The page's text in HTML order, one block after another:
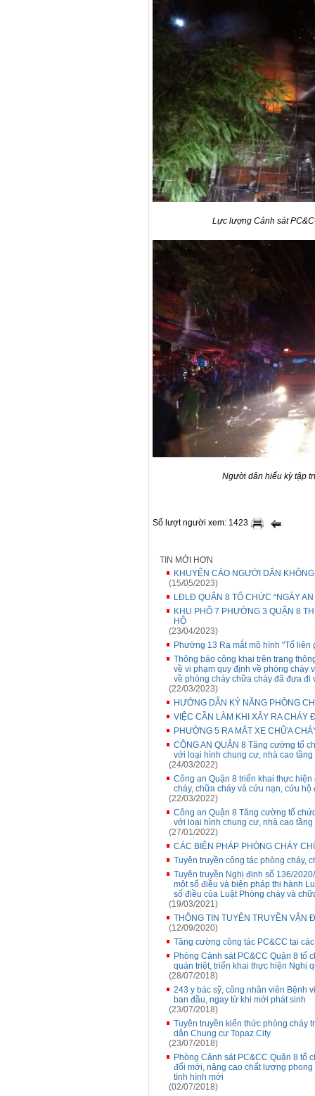
Lực lượng Cảnh sát
Người dân hiếu kỳ tập
Số lượt người xem: 1423
TIN MỚI HƠN
KHUYẾN CÁO NGƯỜI DÂN
(15/05/2023)
LĐLĐ QUẬN 8 TỔ CHỨC “NGÀY
KHU PHỐ 7 PHƯỜNG 3 QUẬN 8
HỘ
(23/04/2023)
Phường 13 Ra mắt mô hình "Tổ
Thông báo công khai trên trang
về vi phạm quy định về phòng cháy
về phòng cháy chữa cháy đã đưa đi
(22/03/2023)
HƯỚNG DẪN KỶ NĂNG PHÒNG
VIỆC CẦN LÀM KHI XẢY RA CHÁY
PHƯỜNG 5 RA MẮT XE CHỮA
CÔNG AN QUẬN 8 Tăng cường tổ
với loại hình chung cư, nhà cao
(24/03/2022)
Công an Quận 8 triển khai thực
cháy, chữa cháy và cứu nạn, cứu
(22/03/2022)
Công an Quận 8 Tăng cường tổ
với loại hình chung cư, nhà cao
(27/01/2022)
CÁC BIỆN PHÁP PHÒNG CHÁY
Tuyên truyền công tác phòng cháy,
Tuyên truyền Nghị định số 136/
một số điều và biện pháp thi hành
số điều của Luật Phòng cháy và
(19/03/2021)
THÔNG TIN TUYÊN TRUYỀN VẬN
(12/09/2020)
Tăng cường công tác PC&CC tại
Phòng Cảnh sát PC&CC Quận 8 tổ
quán triệt, triển khai thực hiện Nghị
(28/07/2018)
243 y bác sỹ, công nhân viên Bệnh
ban đầu, ngay từ khi mới phát sinh
(23/07/2018)
Tuyên truyền kiến thức phòng cháy
dân Chung cư Topaz City
(23/07/2018)
Phòng Cảnh sát PC&CC Quận 8 tổ
đổi mới, nâng cao chất lượng phong
tình hình mới
(02/07/2018)